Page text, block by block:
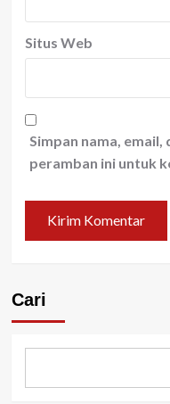
Situs Web
Simpan nama, email,
peramban ini untuk
Cari